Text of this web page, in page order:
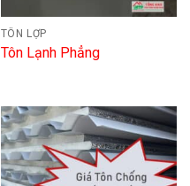
TÔN LỢP
Tôn Lạnh Phẳng